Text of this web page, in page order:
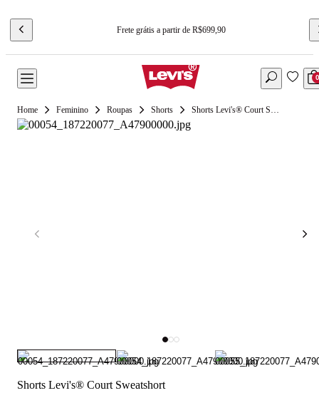
Frete grátis a partir de R$699,90
0
Feminino Roupas Shorts Shorts Levi's® Court Sweatshort
Shorts Levi's® Court Sweatshort